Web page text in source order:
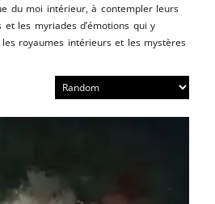
du moi intérieur, à contempler leurs
les myriades d’émotions qui y
royaumes intérieurs et les mystères